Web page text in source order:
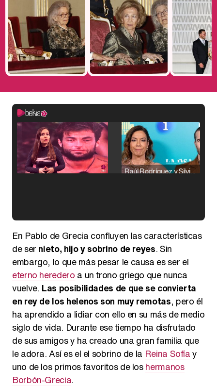
Raúl Rodríguez y Silvia Taulés nos cuentan su papel en 'La familia de la tele'
Carlota Corredera y Javier de Hoyos: "La tele tiene que representar al público también y aquí están todos los perfiles posibles&quo;
Así se tomó Felipe VI que la Infanta Sofía no quisiera recibir formación militar
En Pablo de Grecia confluyen las características
de ser nieto, hijo y sobrino de reyes. Sin
embargo, lo que más pesar le causa es ser el
eterno heredero a un trono griego que nunca
vuelve. Las posibilidades de que se convierta
en rey de los helenos son muy remotas, pero él
ha aprendido a lidiar con ello en su más de medio
siglo de vida. Durante ese tiempo ha disfrutado
de sus amigos y ha creado una gran familia que
le adora. Así es el el sobrino de la Reina Sofíay
uno de los primos favoritos de loshermanos
Borbón-Grecia.